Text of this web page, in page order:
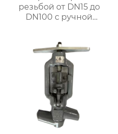
резьбой от DN15 до
DN100 с ручной